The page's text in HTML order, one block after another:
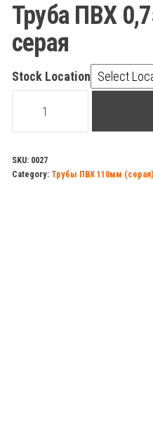
Труба ПВХ
серая
Stock Location
d=110мм
2,7мм
SKU: 0027
Category: Трубы ПВХ 110мм (серая)